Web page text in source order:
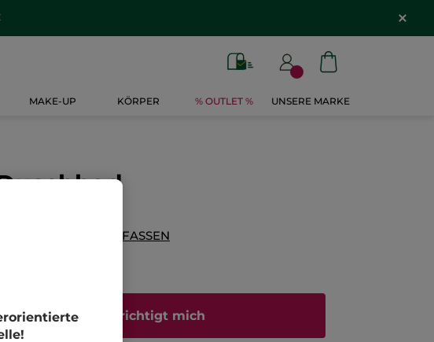
MAKE-UP KÖRPER % OUTLET % UNSERE MARKE
BEWERTUNG VERFASSEN
Benachrichtigt mich